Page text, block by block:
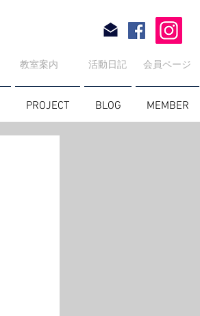
​教室案内 活動日記 会員ページ
PROJECT BLOG MEMBER